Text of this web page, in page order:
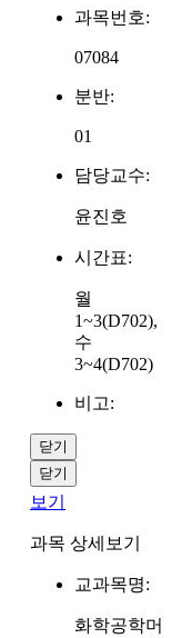
과목번호:
07084
분반:
01
담당교수:
윤진호
시간표:
월
1~3(D702),
수
3~4(D702)
비고:
닫기
닫기
보기
과목 상세보기
교과목명:
화학공학머